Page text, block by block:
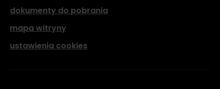
dokumenty do pobrania
mapa witryny
ustawienia cookies